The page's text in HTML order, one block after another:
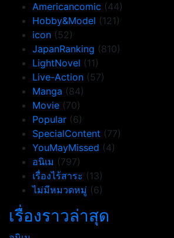
Americancomic (44)
Hobby&Model (121)
icon (52)
JapanRanking (810)
LightNovel (11)
Live-Action (57)
Manga (84)
Movie (70)
Popular (6)
SpecialContent (77)
YouMayMissed (4)
อนิเม (797)
เรื่องไร้สาระ (13)
ไม่มีหมวดหมู่ (6)
เรื่องราวล่าสุด